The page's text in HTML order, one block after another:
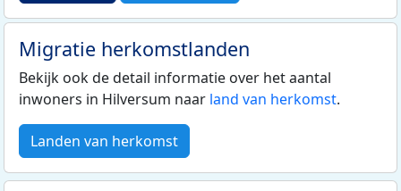
Migratie herkomstlanden
Bekijk ook de detail informatie over het aantal
inwoners in Hilversum naar land van herkomst.
Landen van herkomst